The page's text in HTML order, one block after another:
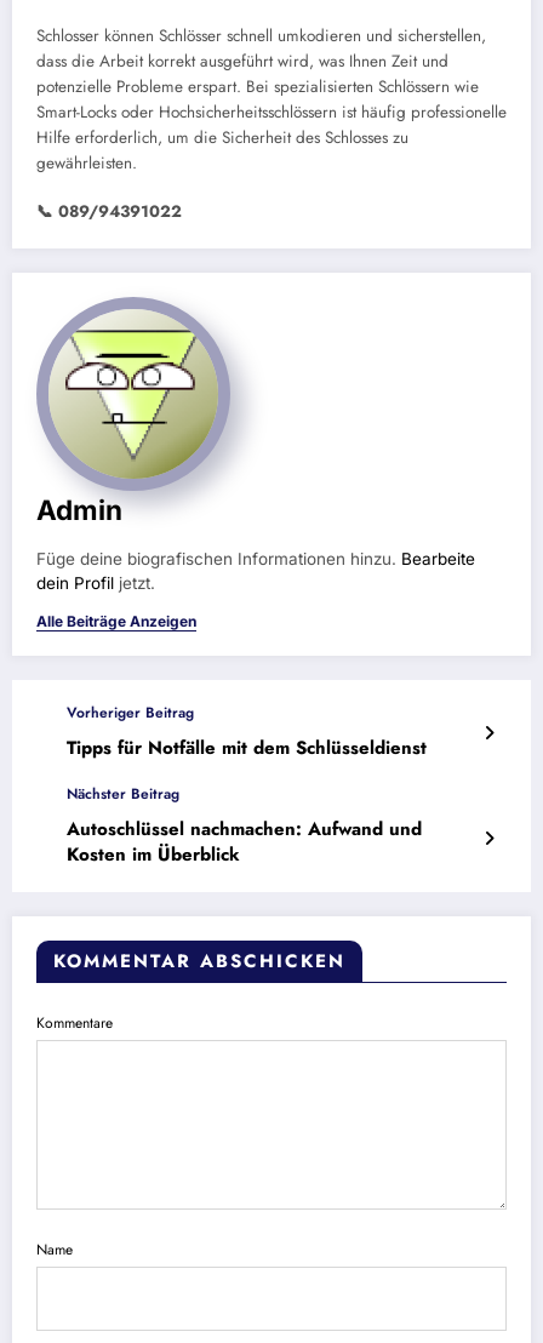
Schlosser können Schlösser schnell umkodieren und sicherstellen,
dass die Arbeit korrekt ausgeführt wird, was Ihnen Zeit und
potenzielle Probleme erspart. Bei spezialisierten Schlössern wie
Smart-Locks oder Hochsicherheitsschlössern ist häufig professionelle
Hilfe erforderlich, um die Sicherheit des Schlosses zu
gewährleisten.
📞 089/94391022
Admin
Füge deine biografischen Informationen hinzu. Bearbeite
dein Profil jetzt.
Alle Beiträge Anzeigen
Vorheriger Beitrag
Tipps für Notfälle mit dem Schlüsseldienst
Nächster Beitrag
Autoschlüssel nachmachen: Aufwand und
Kosten im Überblick
KOMMENTAR ABSCHICKEN
Kommentare
Name